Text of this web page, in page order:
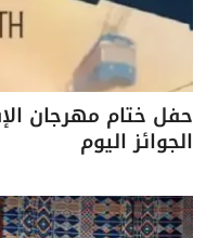
حفل ختام مهرجان
الجوائز اليوم